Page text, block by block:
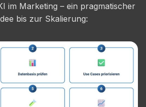
im Marketing – ein pragmatischer
bis zur Skalierung: